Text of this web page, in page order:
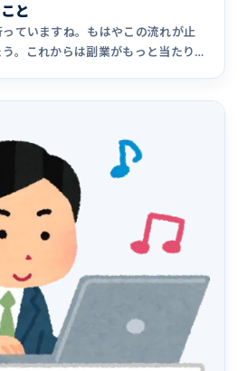
と
ていますね。もはやこの流れが止
。これからは副業がもっと当たり